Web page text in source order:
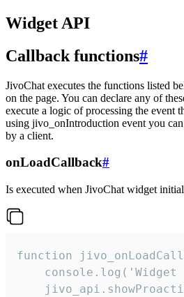
Widget API
Callback functions#
JivoChat executes the functions listed
on the page. You can declare any of
execute a logic of processing the event
using jivo_onIntroduction event you
by a client.
onLoadCallback#
Is executed when JivoChat widget
function
console.log('Widget